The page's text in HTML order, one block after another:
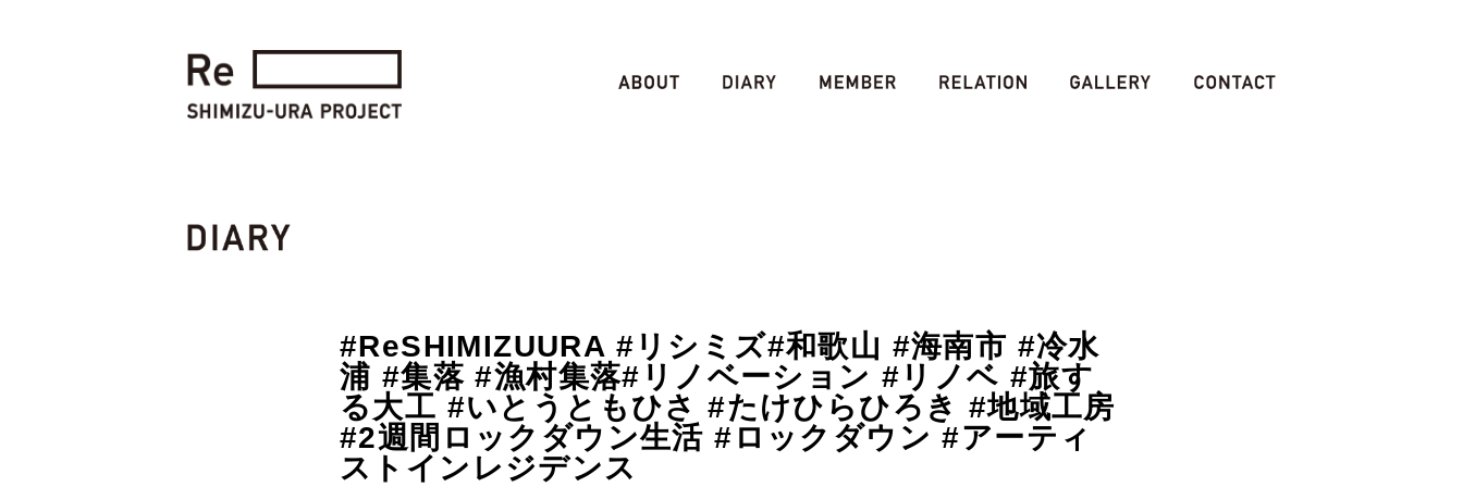
#ReSHIMIZUURA #リシミズ#和歌山 #海南市 #冷水
浦 #集落 #漁村集落#リノベーション #リノベ #旅す
る大工 #いとうともひさ #たけひらひろき #地域工房
#2週間ロックダウン生活 #ロックダウン #アーティ
ストインレジデンス